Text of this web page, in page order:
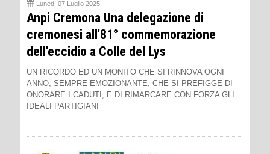
Lunedì 07 Luglio 2025
Anpi Cremona Una delegazione di
cremonesi all'81° commemorazione
dell'eccidio a Colle del Lys
UN RICORDO ED UN MONITO CHE SI RINNOVA OGNI
ANNO, SEMPRE EMOZIONANTE, CHE SI PREFIGGE DI
ONORARE I CADUTI, E DI RIMARCARE CON FORZA GLI
IDEALI PARTIGIANI